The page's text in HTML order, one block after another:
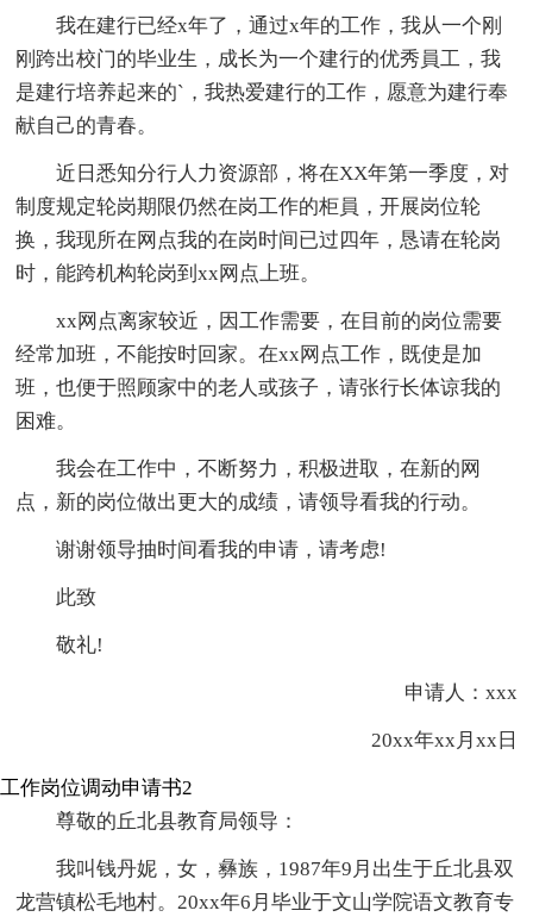
我在建行已经x年了，通过x年的工作，我从一个刚
刚跨出校门的毕业生，成长为一个建行的优秀員工，我
是建行培养起来的`，我热爱建行的工作，愿意为建行奉
献自己的青春。
近日悉知分行人力资源部，将在XX年第一季度，对
制度规定轮岗期限仍然在岗工作的柜員，开展岗位轮
换，我现所在网点我的在岗时间已过四年，恳请在轮岗
时，能跨机构轮岗到xx网点上班。
xx网点离家较近，因工作需要，在目前的岗位需要
经常加班，不能按时回家。在xx网点工作，既使是加
班，也便于照顾家中的老人或孩子，请张行长体谅我的
困难。
我会在工作中，不断努力，积极进取，在新的网
点，新的岗位做出更大的成绩，请领导看我的行动。
谢谢领导抽时间看我的申请，请考虑!
此致
敬礼!
申请人：xxx
20xx年xx月xx日
工作岗位调动申请书2
尊敬的丘北县教育局领导：
我叫钱丹妮，女，彝族，1987年9月出生于丘北县双
龙营镇松毛地村。20xx年6月毕业于文山学院语文教育专